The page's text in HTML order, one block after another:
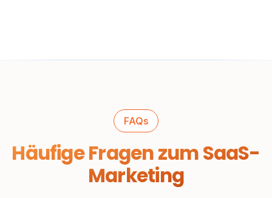
FAQs
Häufige Fragen zum SaaS-
Marketing